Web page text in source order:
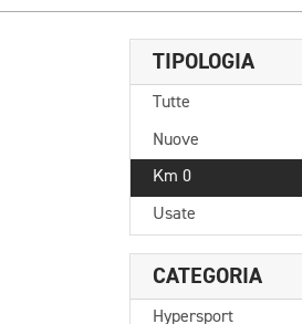
TIPOLOGIA
Tutte
Nuove
Km 0
Usate
CATEGORIA
Hypersport